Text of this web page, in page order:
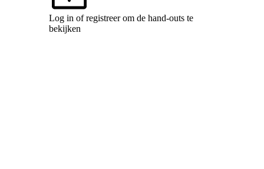
Log in of registreer om de hand-outs te
bekijken